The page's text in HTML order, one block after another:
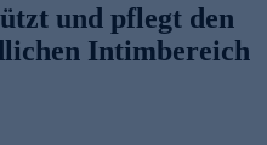
den besonders empfindlichen
Hautflora wieder ins
reguliert, Irritationen
Blasenentzündung
und pflegt den
Intimbereich